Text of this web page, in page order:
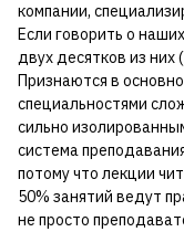
компании,
Если говорить о
двух десятков из них
Признаются в
специальностями
сильно
система
потому что лекции
50% занятий ведут
не просто